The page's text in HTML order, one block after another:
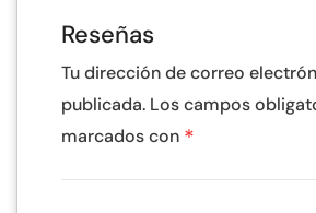
Reseñas
Tu dirección de correo
publicada. Los campos
marcados con *